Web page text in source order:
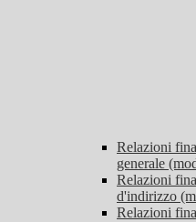
Relazioni
generale
Relazioni
d'indirizzo
Relazioni